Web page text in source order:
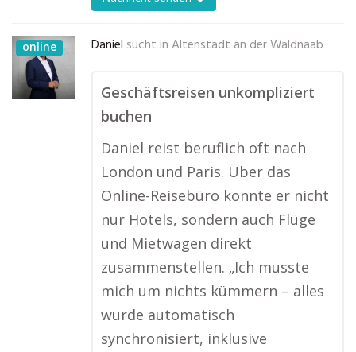
online Daniel sucht in Altenstadt an der Waldnaab
Geschäftsreisen unkompliziert
buchen
Daniel reist beruflich oft nach
London und Paris. Über das
Online-Reisebüro konnte er nicht
nur Hotels, sondern auch Flüge
und Mietwagen direkt
zusammenstellen. „Ich musste
mich um nichts kümmern – alles
wurde automatisch
synchronisiert, inklusive